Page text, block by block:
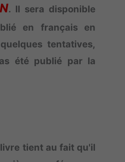
. Il sera disponible
en français en
tentatives,
été publié par la
tient au fait qu'il